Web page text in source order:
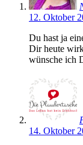
12. Oktober
Du hast ja
Dir heute
wünsche ich
14. Oktober